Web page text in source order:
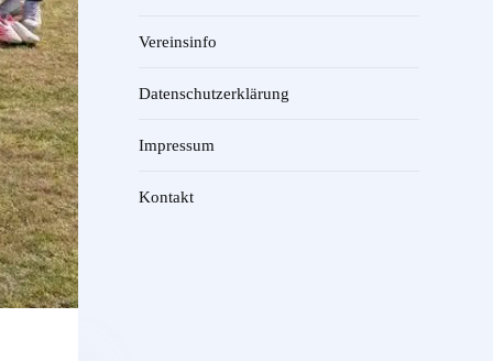
Vereinsinfo
Datenschutzerklärung
Impressum
Kontakt